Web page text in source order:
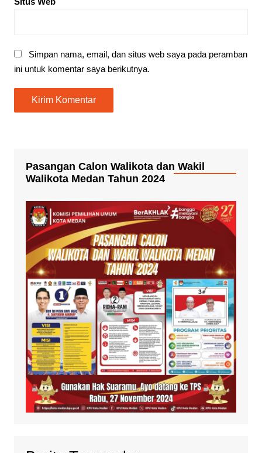
Simpan nama, email, dan situs web saya pada peramban
ini untuk komentar saya berikutnya.
Pasangan Calon Walikota dan Wakil
Walikota Medan Tahun 2024